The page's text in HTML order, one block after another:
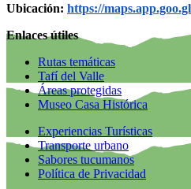
Ubicación: https://
Enlaces útiles
Rutas temáticas
Tafí del Valle
Áreas protegidas
Museo Casa Histórica
Experiencias Turísticas
Transporte urbano
Sabores tucumanos
Política de Privacidad